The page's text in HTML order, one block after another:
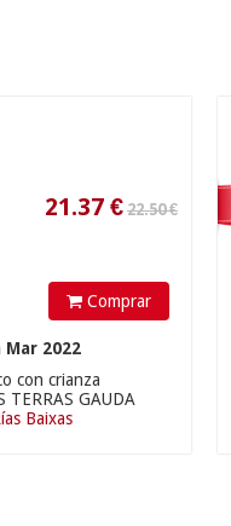
Comprar
Mar 2022
con crianza
TERRAS GAUDA
Baixas